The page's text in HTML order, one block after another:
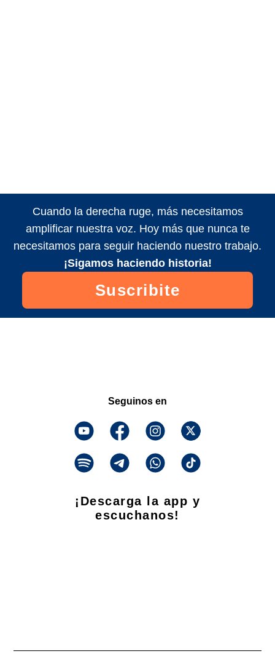
Cuando la derecha ruge, más necesitamos
amplificar nuestra voz. Hoy más que nunca te
necesitamos para seguir haciendo nuestro trabajo.
¡Sigamos haciendo historia!
Suscribite
Seguinos en
¡Descarga la app y
escuchanos!